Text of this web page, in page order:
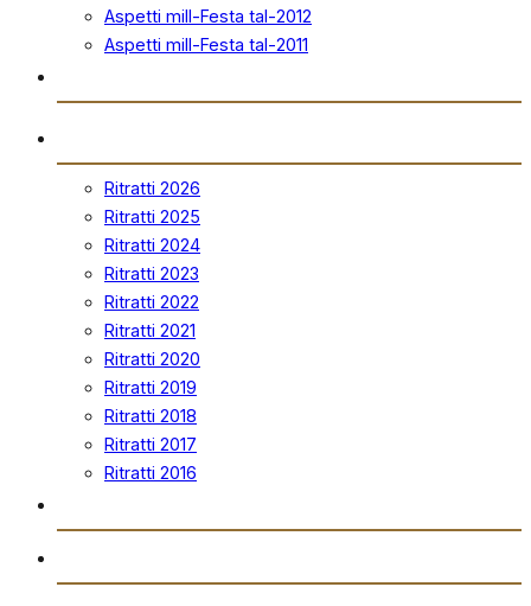
Aspetti mill-Festa tal-2012
Aspetti mill-Festa tal-2011
Ritratti 2026
Ritratti 2025
Ritratti 2024
Ritratti 2023
Ritratti 2022
Ritratti 2021
Ritratti 2020
Ritratti 2019
Ritratti 2018
Ritratti 2017
Ritratti 2016